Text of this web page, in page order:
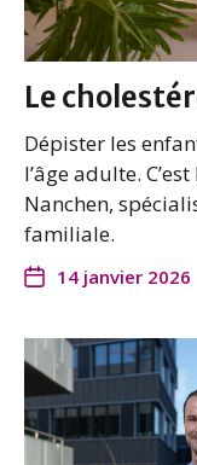
Le
Dépister les
l’âge adulte.
Nanchen,
familiale.
14 janvier 2026